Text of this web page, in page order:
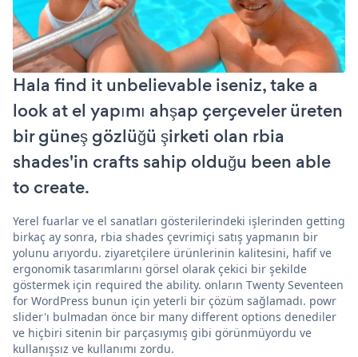
Hala find it unbelievable iseniz, take a
look at el yapımı ahşap çerçeveler üreten
bir güneş gözlüğü şirketi olan rbia
shades'in crafts sahip olduğu been able
to create.
Yerel fuarlar ve el sanatları gösterilerindeki işlerinden getting
birkaç ay sonra, rbia shades çevrimiçi satış yapmanın bir
yolunu arıyordu. ziyaretçilere ürünlerinin kalitesini, hafif ve
ergonomik tasarımlarını görsel olarak çekici bir şekilde
göstermek için required the ability. onların Twenty Seventeen
for WordPress bunun için yeterli bir çözüm sağlamadı. powr
slider'ı bulmadan önce bir many different options denediler
ve hiçbiri sitenin bir parçasıymış gibi görünmüyordu ve
kullanışsız ve kullanımı zordu.